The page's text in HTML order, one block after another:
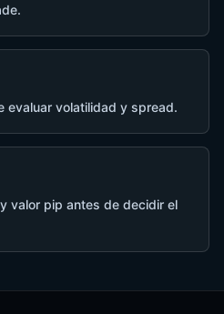
evaluar volatilidad y spread.
valor pip antes de decidir el